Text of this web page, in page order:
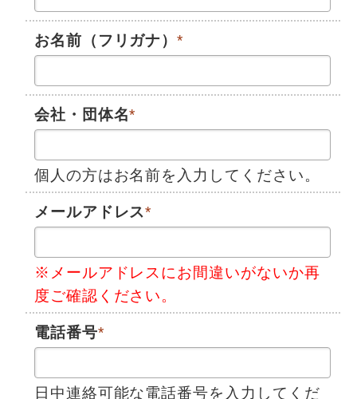
お名前（フリガナ）*
会社・団体名*
個人の方はお名前を入力してください。
メールアドレス*
※メールアドレスにお間違いがないか再
度ご確認ください。
電話番号*
日中連絡可能な電話番号を入力してくだ